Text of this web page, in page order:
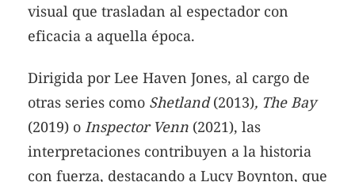
visual que trasladan al espectador con
eficacia a aquella época.
Dirigida por Lee Haven Jones, al cargo de
otras series como Shetland(2013), The Bay
(2019) o Inspector Venn (2021), las
interpretaciones contribuyen a la historia
con fuerza, destacando a Lucy Boynton, que